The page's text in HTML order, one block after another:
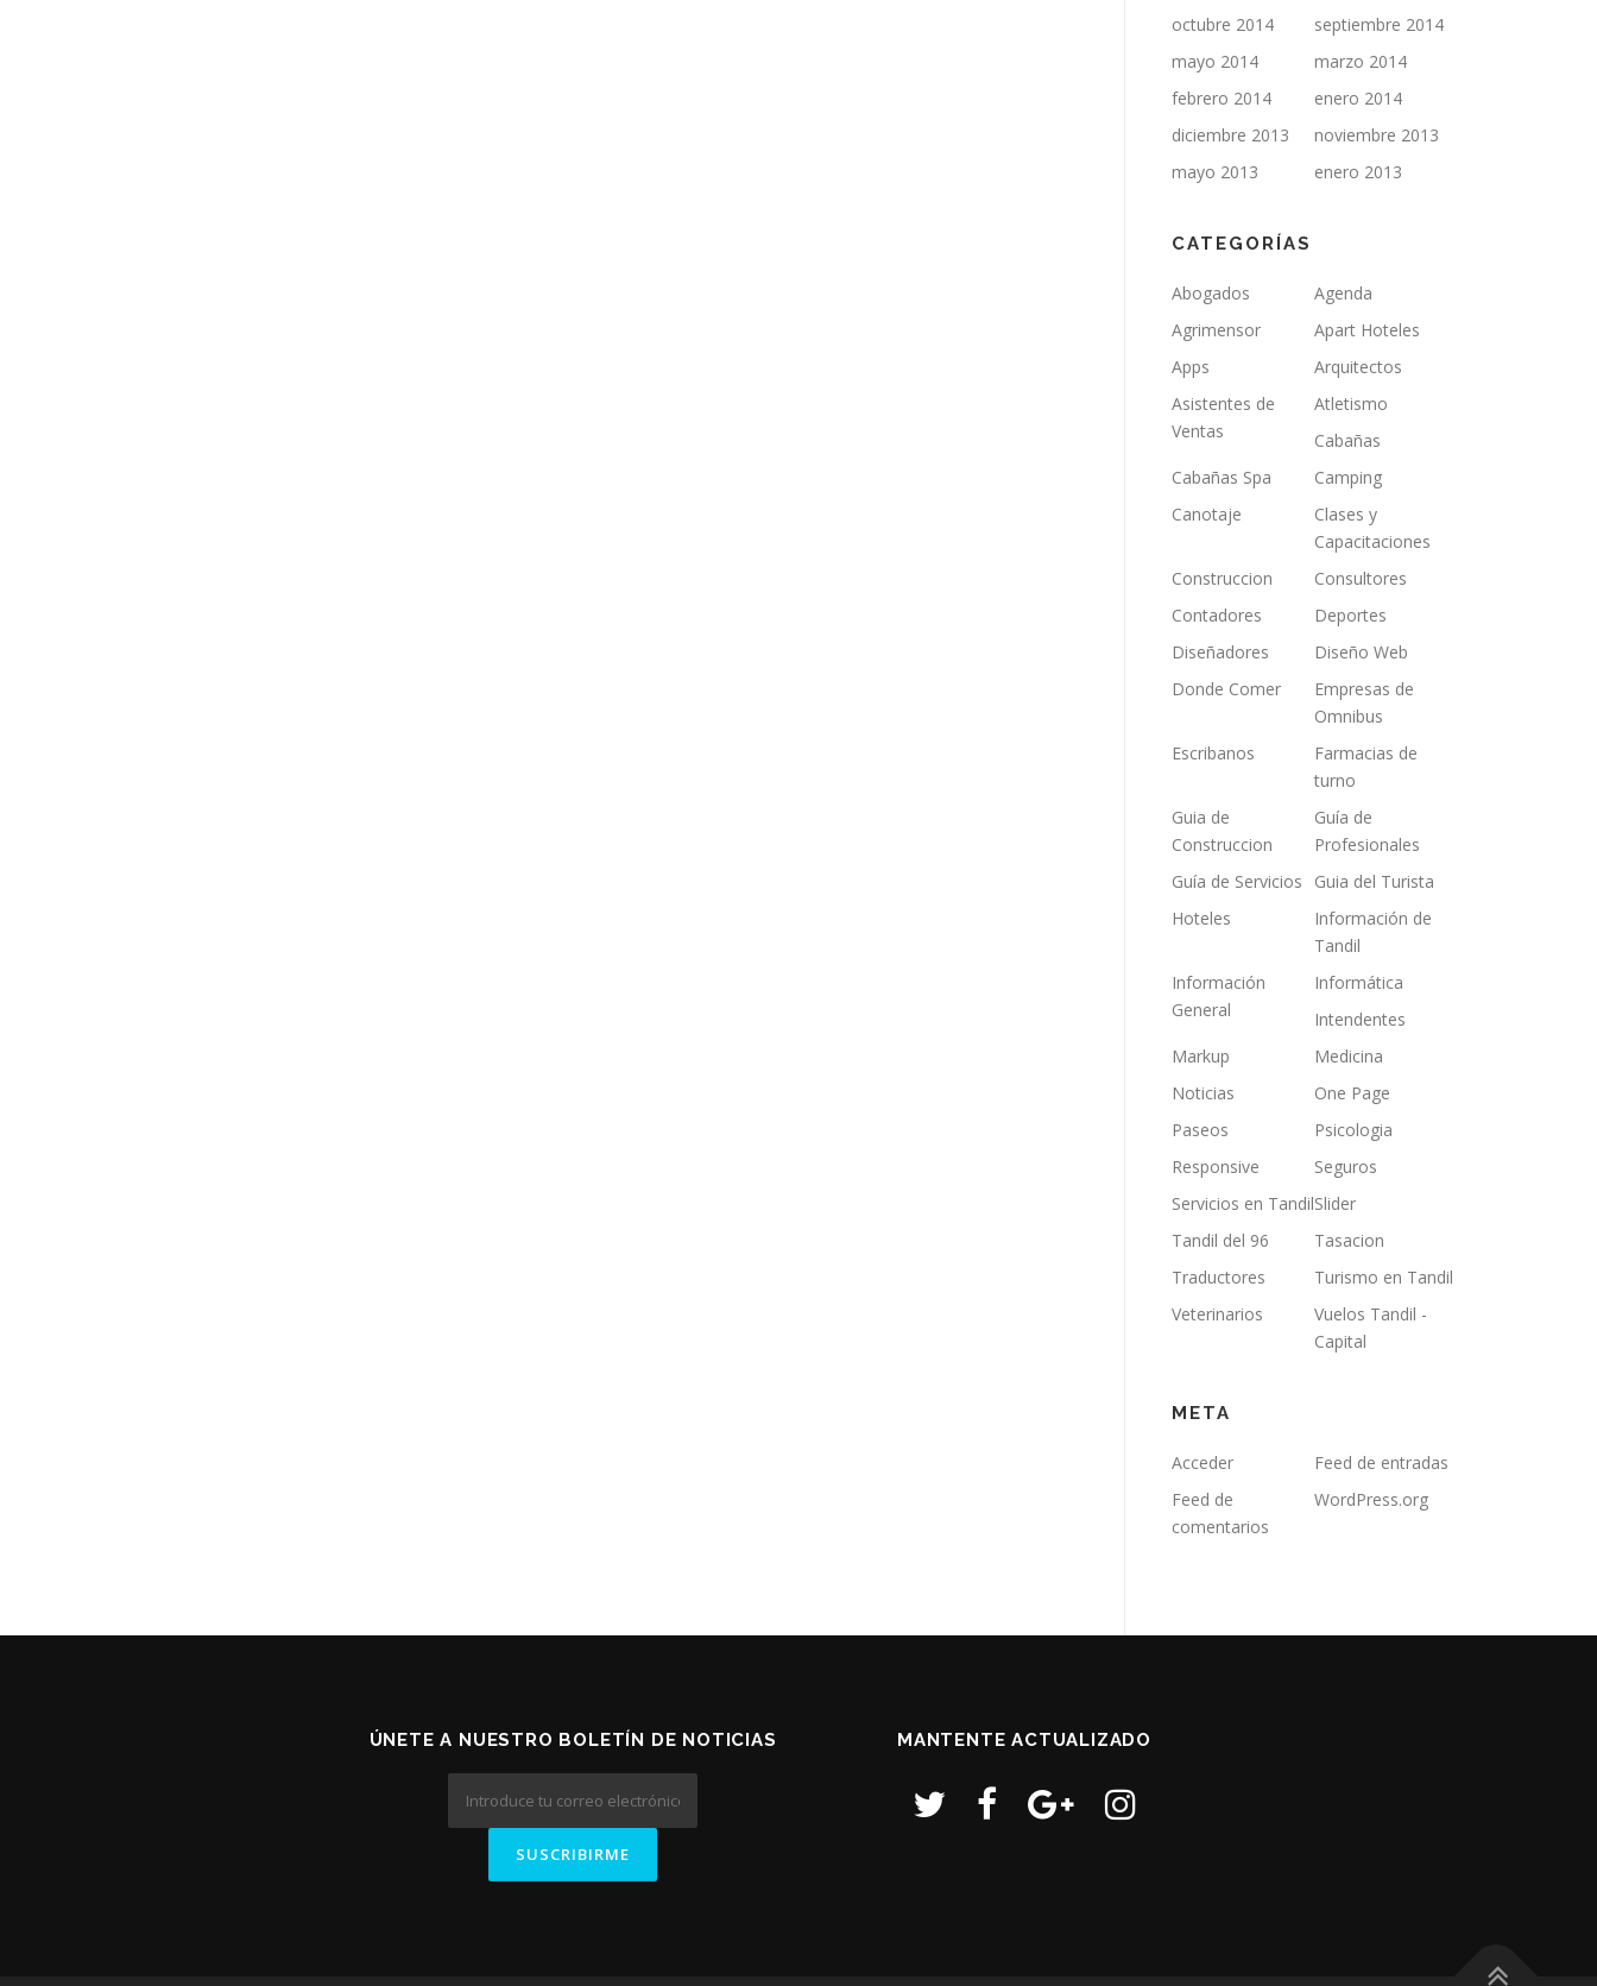
octubre 2014
septiembre 2014
mayo 2014
marzo 2014
febrero 2014
enero 2014
diciembre 2013
noviembre 2013
mayo 2013
enero 2013
CATEGORÍAS
Abogados
Agenda
Agrimensor
Apart Hoteles
Apps
Arquitectos
Asistentes de
Ventas
Atletismo
Cabañas
Cabañas Spa
Camping
Canotaje
Clases y
Capacitaciones
Construccion
Consultores
Contadores
Deportes
Diseñadores
Diseño Web
Donde Comer
Empresas de
Omnibus
Escribanos
Farmacias de
turno
Guia de
Construccion
Guía de
Profesionales
Guía de Servicios
Guia del Turista
Hoteles
Información de
Tandil
Información
General
Informática
Intendentes
Markup
Medicina
Noticias
One Page
Paseos
Psicologia
Responsive
Seguros
Servicios en TandilSlider
Tandil del 96
Tasacion
Traductores
Turismo en Tandil
Veterinarios
Vuelos Tandil -
Capital
META
Acceder
Feed de entradas
Feed de
comentarios
WordPress.org
ÚNETE A NUESTRO BOLETÍN DE NOTICIAS MANTENTE ACTUALIZADO